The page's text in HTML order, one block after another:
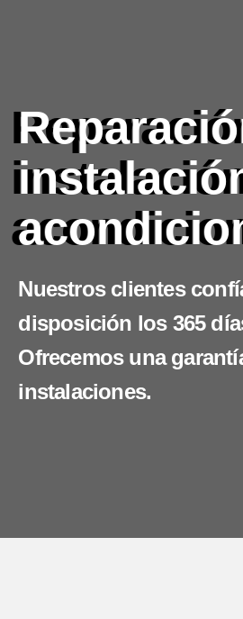
Nuestros clientes
disposición los 365
Ofrecemos una
instalaciones.